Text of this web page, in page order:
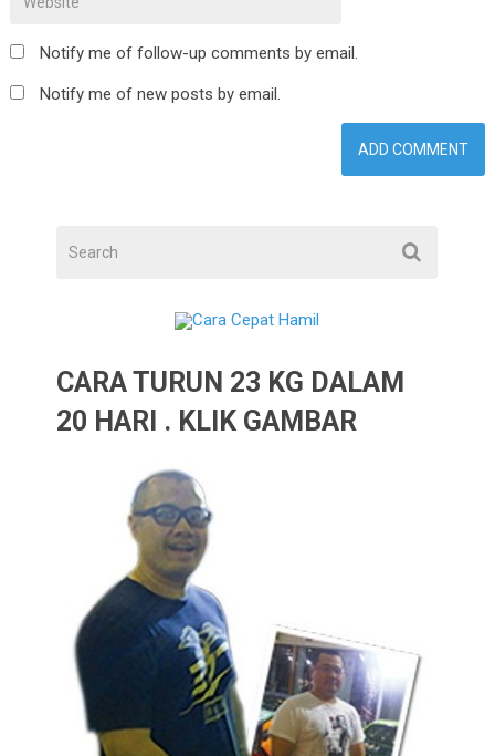
Notify me of follow-up comments by email.
Notify me of new posts by email.
CARA TURUN 23 KG DALAM
20 HARI . KLIK GAMBAR